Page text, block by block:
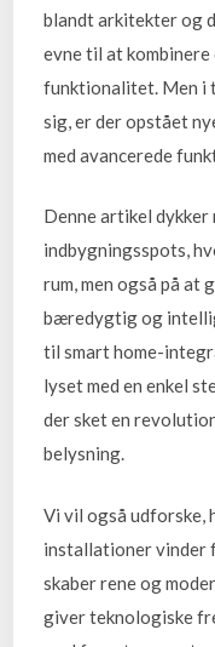
blandt arkitekter og
evne til at
funktionalitet. Men i
sig, er der opstået
med avancerede
Denne artikel dykker
indbygningsspots,
rum, men også på at
bæredygtig og
til smart home-
lyset med en enkel
der sket en
belysning.
Vi vil også udforske,
installationer vinder
skaber rene og
giver teknologiske